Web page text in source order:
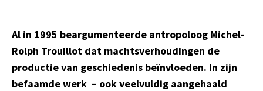
Al in 1995 beargumenteerde antropoloog Michel-
Rolph Trouillot dat machtsverhoudingen de
productie van geschiedenis beïnvloeden. In zijn
befaamde werk – ook veelvuldig aangehaald